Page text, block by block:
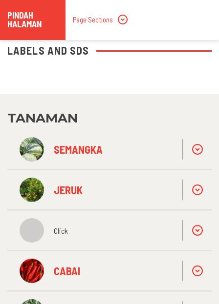
PINDAH
HALAMAN
Page Sections
LABELS AND SDS
TANAMAN
SEMANGKA
JERUK
Click
CABAI